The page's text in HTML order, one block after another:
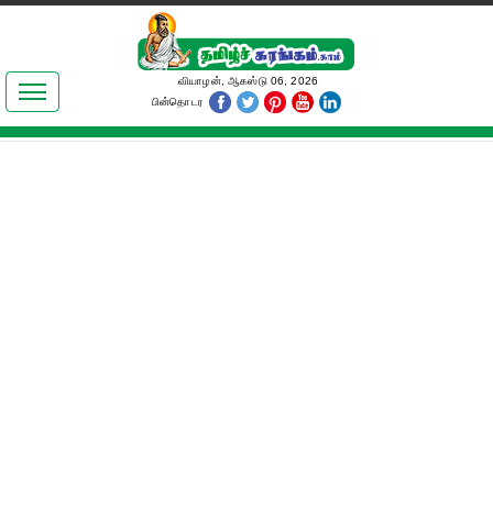
இலக்கியங்கள்
தமிழ் உலகம்
வியாழன், ஆகஸ்டு 06, 2026
பின்தொடர